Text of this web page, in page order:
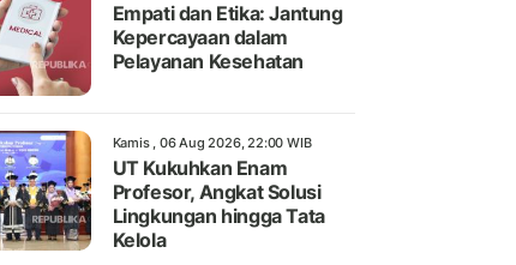
Empati dan Etika: Jantung
Kepercayaan dalam
Pelayanan Kesehatan
Kamis , 06 Aug 2026, 22:00 WIB
UT Kukuhkan Enam
Profesor, Angkat Solusi
Lingkungan hingga Tata
Kelola